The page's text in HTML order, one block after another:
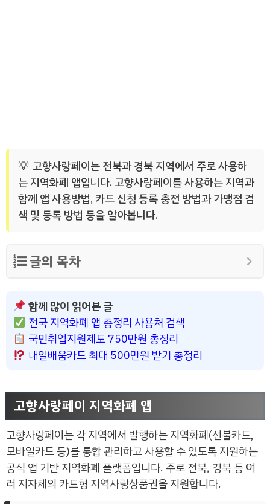
고향사랑페이는 전북과 경북 지역에서 주로 사용하
는 지역화폐 앱입니다. 고향사랑페이를 사용하는 지역과
함께 앱 사용방법, 카드 신청 등록 충전 방법과 가맹점 검
색 및 등록 방법 등을 알아봅니다.
글의 목차
함께 많이 읽어본 글
전국 지역화폐 앱 총정리 사용처 검색
국민취업지원제도 750만원 총정리
내일배움카드 최대 500만원 받기 총정리
고향사랑페이 지역화폐 앱
고향사랑페이는 각 지역에서 발행하는 지역화폐(선불카드,
모바일카드 등)를 통합 관리하고 사용할 수 있도록 지원하는
공식 앱 기반 지역화폐 플랫폼입니다. 주로 전북, 경북 등 여
러 지자체의 카드형 지역사랑상품권을 지원합니다.